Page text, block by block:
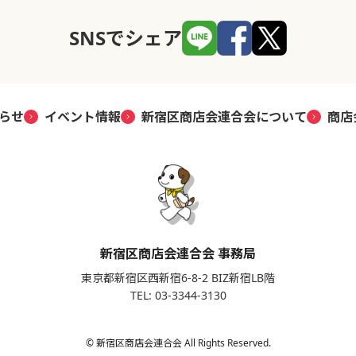
SNSでシェア
せ イベント情報 新宿区商店会連合会について 商
新宿区商店会連合会 事務局
東京都新宿区西新宿6-8-2 BIZ新宿LB階
TEL: 03-3344-3130
© 新宿区商店会連合会 All Rights Reserved.